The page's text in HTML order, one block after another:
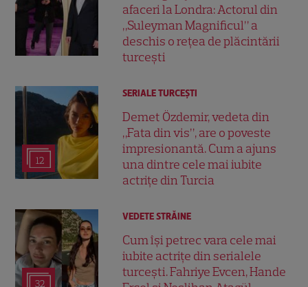
afaceri la Londra: Actorul din
„Suleyman Magnificul” a
deschis o rețea de plăcintării
turcești
12
SERIALE TURCEŞTI
Demet Özdemir, vedeta din
„Fata din vis”, are o poveste
impresionantă. Cum a ajuns
una dintre cele mai iubite
actrițe din Turcia
32
VEDETE STRĂINE
Cum își petrec vara cele mai
iubite actrițe din serialele
turcești. Fahriye Evcen, Hande